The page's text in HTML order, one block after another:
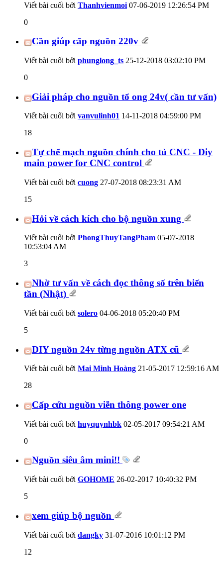
Viết bài cuối bởi Thanhvienmoi 07-06-2019 12:26:54 PM
0
Cần giúp cấp nguồn 220v
Viết bài cuối bởi phunglong_ts 25-12-2018 03:02:10 PM
0
Giải pháp cho nguồn tổ ong 24v( cần tư vấn)
Viết bài cuối bởi vanvulinh01 14-11-2018 04:59:00 PM
18
Tự chế mạch nguồn chính cho tủ CNC - Diy
main power for CNC control
Viết bài cuối bởi cuong 27-07-2018 08:23:31 AM
15
Hỏi về cách kích cho bộ nguồn xung
Viết bài cuối bởi PhongThuyTangPham 05-07-2018
10:53:04 AM
3
Nhờ tư vấn về cách đọc thông số trên biến
tần (Nhật)
Viết bài cuối bởi solero 04-06-2018 05:20:40 PM
5
DIY nguồn 24v từng nguồn ATX cũ
Viết bài cuối bởi Mai Minh Hoàng 21-05-2017 12:59:16 AM
28
Cấp cứu nguồn viễn thông power one
Viết bài cuối bởi huyquynhbk 02-05-2017 09:54:21 AM
0
Nguồn siêu âm mini!!
Viết bài cuối bởi GOHOME 26-02-2017 10:40:32 PM
5
xem giúp bộ nguồn
Viết bài cuối bởi dangky 31-07-2016 10:01:12 PM
12